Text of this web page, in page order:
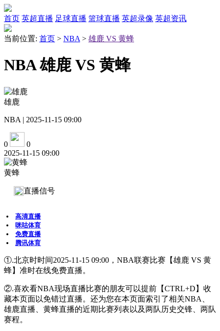
首页 英超直播 足球直播 篮球直播 英超录像 英超资讯
当前位置: 首页 > NBA > 雄鹿 VS 黄蜂
NBA 雄鹿 VS 黄蜂
雄鹿
NBA | 2025-11-15 09:00
0
0
2025-11-15 09:00
黄蜂
直播信号
高清直播
咪咕体育
免费直播
腾讯体育
①.北京时时间2025-11-15 09:00，NBA联赛比赛【雄鹿 VS 黄
蜂】准时在线免费直播。
②.喜欢看NBA现场直播比赛的朋友可以提前【CTRL+D】收
藏本页面以免错过直播。还为您在本页面索引了相关NBA、
雄鹿直播、黄蜂直播的近期比赛列表以及两队历史交锋、两队
赛程。